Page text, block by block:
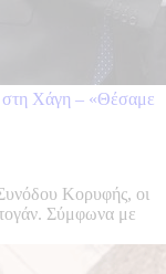
στη Χάγη – «Θέσαμε
Κορυφής, οι
Σύμφωνα με